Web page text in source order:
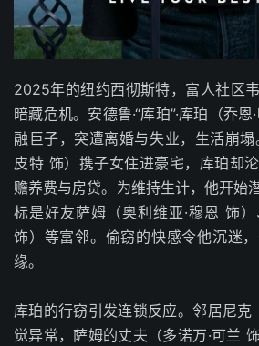
2025年的纽约西彻斯特，富人社区
暗藏危机。安德鲁·“库珀”·库珀（乔
融巨子，突遭离婚与失业，生活崩塌
皮特 饰）携子女住进豪宅，库珀却
赡养费与房贷。为维持生计，他开始
标是好友萨姆（奥利维亚·穆恩 饰
饰）等富邻。偷窃的快感令他沉迷
缘。
库珀的行窃引发连锁反应。邻居尼克
觉异常，萨姆的丈夫（多诺万·可兰